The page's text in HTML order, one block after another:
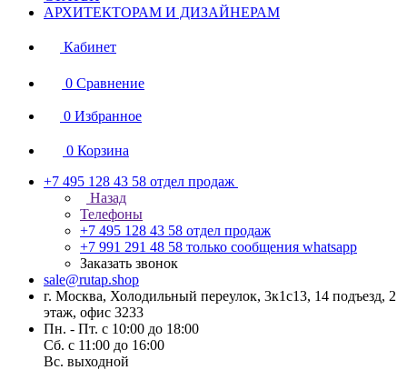
АРХИТЕКТОРАМ И ДИЗАЙНЕРАМ
Кабинет
0 Сравнение
0 Избранное
0 Корзина
+7 495 128 43 58 отдел продаж
Назад
Телефоны
+7 495 128 43 58 отдел продаж
+7 991 291 48 58 только сообщения whatsapp
Заказать звонок
sale@rutap.shop
г. Москва, Холодильный переулок, 3к1с13, 14 подъезд, 2
этаж, офис 3233
Пн. - Пт. с 10:00 до 18:00
Сб. с 11:00 до 16:00
Вс. выходной